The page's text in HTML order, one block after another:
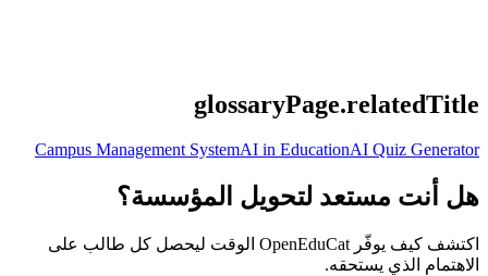
glossaryPage.relatedTitle
Campus Management SystemAI in EducationAI Quiz Generator
هل أنت مستعد لتحويل المؤسسة؟
اكتشف كيف يوفّر OpenEduCat الوقت ليحصل كل طالب على
الاهتمام الذي يستحقه.